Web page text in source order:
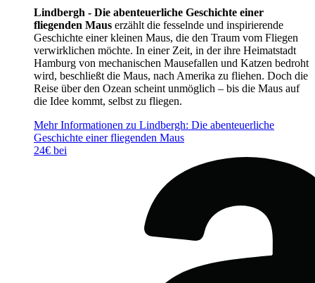
Lindbergh - Die abenteuerliche Geschichte einer
fliegenden Maus erzählt die fesselnde und inspirierende
Geschichte einer kleinen Maus, die den Traum vom Fliegen
verwirklichen möchte. In einer Zeit, in der ihre Heimatstadt
Hamburg von mechanischen Mausefallen und Katzen bedroht
wird, beschließt die Maus, nach Amerika zu fliehen. Doch die
Reise über den Ozean scheint unmöglich – bis die Maus auf
die Idee kommt, selbst zu fliegen.
Mehr Informationen zu Lindbergh: Die abenteuerliche
Geschichte einer fliegenden Maus
24€ bei